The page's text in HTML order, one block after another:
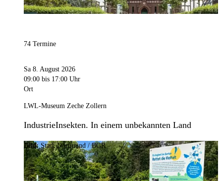
74 Termine
Sa 8. August 2026
09:00 bis 17:00 Uhr
Ort
LWL-Museum Zeche Zollern
IndustrieInsekten. In einem unbekannten Land
Bild: Stadt Dortmund / BGR